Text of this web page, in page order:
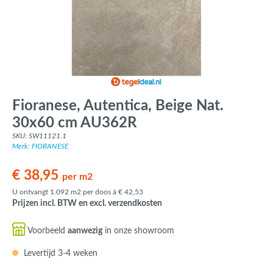
Fioranese, Autentica, Beige Nat.
30x60 cm AU362R
SKU: SW11121.1
Merk: FIORANESE
€ 38,95 per m2
U ontvangt 1.092 m2 per doos á € 42,53
Prijzen incl. BTW en excl. verzendkosten
Voorbeeld aanwezigin onze showroom
Levertijd 3-4 weken